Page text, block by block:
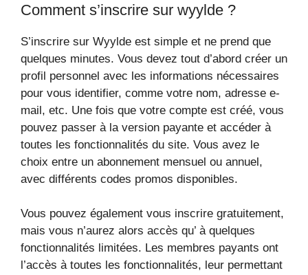
Comment s’inscrire sur wyylde ?
S’inscrire sur Wyylde est simple et ne prend que
quelques minutes. Vous devez tout d’abord créer un
profil personnel avec les informations nécessaires
pour vous identifier, comme votre nom, adresse e-
mail, etc. Une fois que votre compte est créé, vous
pouvez passer à la version payante et accéder à
toutes les fonctionnalités du site. Vous avez le
choix entre un abonnement mensuel ou annuel,
avec différents codes promos disponibles.
Vous pouvez également vous inscrire gratuitement,
mais vous n’aurez alors accès qu’ à quelques
fonctionnalités limitées. Les membres payants ont
l’accès à toutes les fonctionnalités, leur permettant